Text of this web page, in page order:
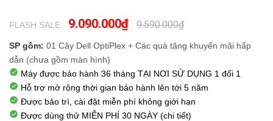
FLASH SALE: 9.090.000₫ 9.590.000₫
SP gồm: 01 Cây Dell OptiPlex + Các quà tặng khuyến mãi hấp
dẫn (chưa gồm màn hình)
Máy được bảo hành 36 tháng TẠI NƠI SỬ DỤNG 1 đổi 1
Hỗ trợ mở rộng thời gian bảo hành lên tới 5 năm
Được bảo trì, cài đặt miễn phí không giới hạn
Được dùng thử MIỄN PHÍ 30 NGÀY (chi tiết)